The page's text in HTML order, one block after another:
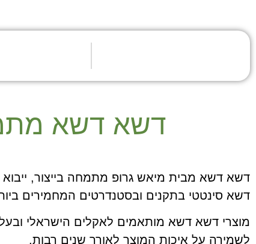
דשא דשא
דשא דשא מבית מיאש גרופ מתמחה בייצור, ייבוא
דשא סינטטי בתקנים ובסטנדרטים המחמירים
לשמירה על איכות המוצר לאורך שנים רבות.